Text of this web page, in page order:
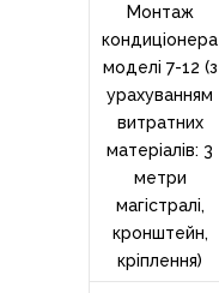
Монтаж
кондиціонера
моделі 7-12 (з
урахуванням
витратних
матеріалів: 3
метри
магістралі,
кронштейн,
кріплення)